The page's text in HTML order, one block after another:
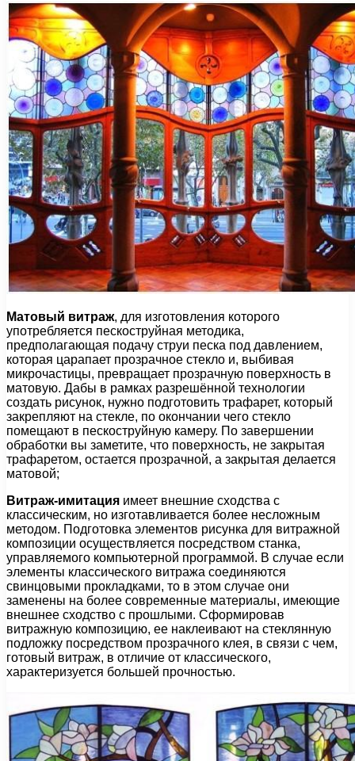
Матовый витраж, для изготовления которого
употребляется пескоструйная методика,
предполагающая подачу струи песка под давлением,
которая царапает прозрачное стекло и, выбивая
микрочастицы, превращает прозрачную поверхность в
матовую. Дабы в рамках разрешённой технологии
создать рисунок, нужно подготовить трафарет, который
закрепляют на стекле, по окончании чего стекло
помещают в пескоструйную камеру. По завершении
обработки вы заметите, что поверхность, не закрытая
трафаретом, остается прозрачной, а закрытая делается
матовой;
Витраж-имитация имеет внешние сходства с
классическим, но изготавливается более несложным
методом. Подготовка элементов рисунка для витражной
композиции осуществляется посредством станка,
управляемого компьютерной программой. В случае если
элементы классического витража соединяются
свинцовыми прокладками, то в этом случае они
заменены на более современные материалы, имеющие
внешнее сходство с прошлыми. Сформировав
витражную композицию, ее наклеивают на стеклянную
подложку посредством прозрачного клея, в связи с чем,
готовый витраж, в отличие от классического,
характеризуется большей прочностью.